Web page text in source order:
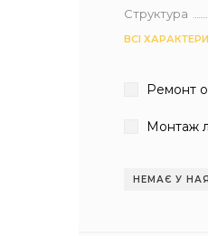
Структура
ВСІ
Ремонт
Монтаж
НЕМАЄ У